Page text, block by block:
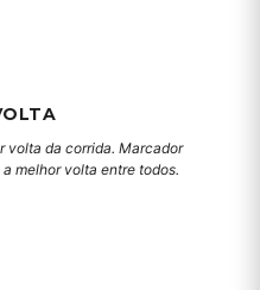
volta da corrida. Marcador
melhor volta entre todos.